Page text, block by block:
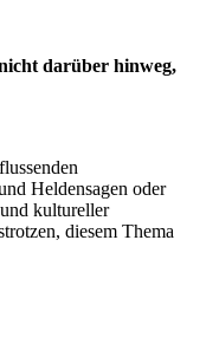
darüber hinweg,
Heldensagen oder
kultureller
diesem Thema